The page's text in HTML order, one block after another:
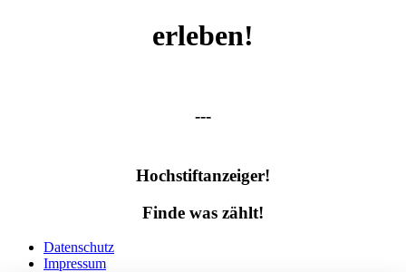
erleben!
---
Hochstiftanzeiger!
Finde was zählt!
Datenschutz
Impressum